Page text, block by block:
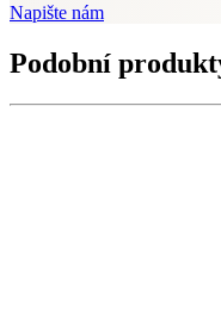
Napište nám
Podobní